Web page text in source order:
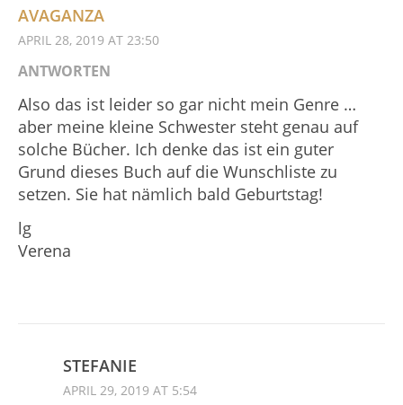
AVAGANZA
APRIL 28, 2019 AT 23:50
ANTWORTEN
Also das ist leider so gar nicht mein Genre …
aber meine kleine Schwester steht genau auf
solche Bücher. Ich denke das ist ein guter
Grund dieses Buch auf die Wunschliste zu
setzen. Sie hat nämlich bald Geburtstag!
lg
Verena
STEFANIE
APRIL 29, 2019 AT 5:54